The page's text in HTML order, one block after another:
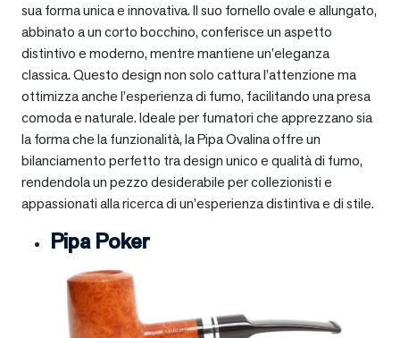
sua forma unica e innovativa. Il suo fornello ovale e allungato,
abbinato a un corto bocchino, conferisce un aspetto
distintivo e moderno, mentre mantiene un’eleganza
classica. Questo design non solo cattura l’attenzione ma
ottimizza anche l’esperienza di fumo, facilitando una presa
comoda e naturale. Ideale per fumatori che apprezzano sia
la forma che la funzionalità, la Pipa Ovalina offre un
bilanciamento perfetto tra design unico e qualità di fumo,
rendendola un pezzo desiderabile per collezionisti e
appassionati alla ricerca di un’esperienza distintiva e di stile.
Pipa Poker